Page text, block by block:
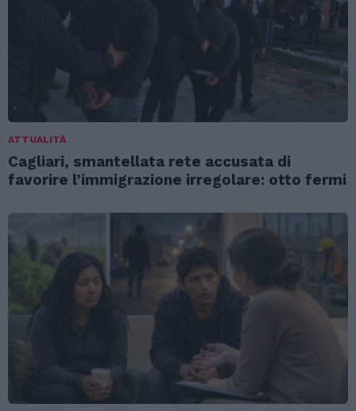
ATTUALITÀ
Cagliari, smantellata rete accusata di
favorire l’immigrazione irregolare: otto fermi